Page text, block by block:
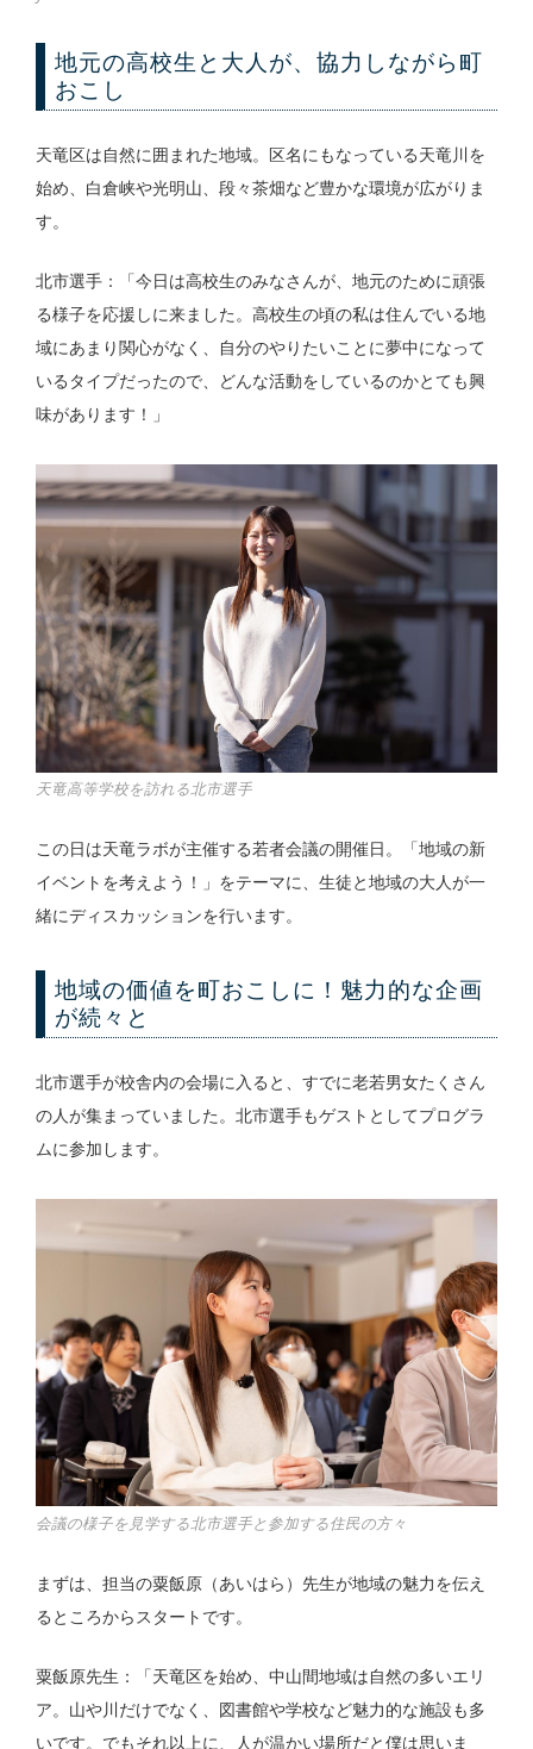
地元の高校生と大人が、協力しながら町
おこし
天竜区は自然に囲まれた地域。区名にもなっている天竜川を
始め、白倉峡や光明山、段々茶畑など豊かな環境が広がりま
す。
北市選手：「今日は高校生のみなさんが、地元のために頑張
る様子を応援しに来ました。高校生の頃の私は住んでいる地
域にあまり関心がなく、自分のやりたいことに夢中になって
いるタイプだったので、どんな活動をしているのかとても興
味があります！」
天竜高等学校を訪れる北市選手
この日は天竜ラボが主催する若者会議の開催日。「地域の新
イベントを考えよう！」をテーマに、生徒と地域の大人が一
緒にディスカッションを行います。
地域の価値を町おこしに！魅力的な企画
が続々と
北市選手が校舎内の会場に入ると、すでに老若男女たくさん
の人が集まっていました。北市選手もゲストとしてプログラ
ムに参加します。
会議の様子を見学する北市選手と参加する住民の方々
まずは、担当の粟飯原（あいはら）先生が地域の魅力を伝え
るところからスタートです。
粟飯原先生：「天竜区を始め、中山間地域は自然の多いエリ
ア。山や川だけでなく、図書館や学校など魅力的な施設も多
いです。でもそれ以上に、人が温かい場所だと僕は思いま